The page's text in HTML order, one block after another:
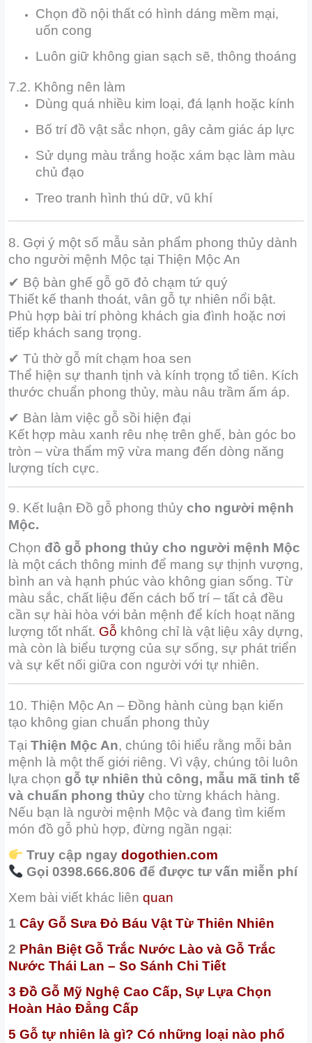
Chọn đồ nội thất có hình dáng mềm mại,
uốn cong
Luôn giữ không gian sạch sẽ, thông thoáng
7.2. Không nên làm
Dùng quá nhiều kim loại, đá lạnh hoặc kính
Bố trí đồ vật sắc nhọn, gây cảm giác áp lực
Sử dụng màu trắng hoặc xám bạc làm màu
chủ đạo
Treo tranh hình thú dữ, vũ khí
8. Gợi ý một số mẫu sản phẩm phong thủy dành
cho người mệnh Mộc tại Thiện Mộc An
✔ Bộ bàn ghế gỗ gõ đỏ chạm tứ quý
Thiết kế thanh thoát, vân gỗ tự nhiên nổi bật.
Phù hợp bài trí phòng khách gia đình hoặc nơi
tiếp khách sang trọng.
✔ Tủ thờ gỗ mít chạm hoa sen
Thể hiện sự thanh tịnh và kính trọng tổ tiên. Kích
thước chuẩn phong thủy, màu nâu trầm ấm áp.
✔ Bàn làm việc gỗ sồi hiện đại
Kết hợp màu xanh rêu nhẹ trên ghế, bàn góc bo
tròn – vừa thẩm mỹ vừa mang đến dòng năng
lượng tích cực.
9. Kết luận Đồ gỗ phong thủycho người mệnh
Mộc.
Chọnđồ gỗ phong thủy cho người mệnh Mộc
là một cách thông minh để mang sự thịnh vượng,
bình an và hạnh phúc vào không gian sống. Từ
màu sắc, chất liệu đến cách bố trí – tất cả đều
cần sự hài hòa với bản mệnh để kích hoạt năng
lượng tốt nhất. Gỗ không chỉ là vật liệu xây dựng,
mà còn là biểu tượng của sự sống, sự phát triển
và sự kết nối giữa con người với tự nhiên.
10. Thiện Mộc An – Đồng hành cùng bạn kiến
tạo không gian chuẩn phong thủy
TạiThiện Mộc An, chúng tôi hiểu rằng mỗi bản
mệnh là một thế giới riêng. Vì vậy, chúng tôi luôn
lựa chọngỗ tự nhiên thủ công, mẫu mã tinh tế
và chuẩn phong thủy cho từng khách hàng.
Nếu bạn là người mệnh Mộc và đang tìm kiếm
món đồ gỗ phù hợp, đừng ngần ngại:
Truy cập ngaydogothien.com
Gọi 0398.666.806 để được tư vấn miễn phí
Xem bài viết khác liên quan
1Cây Gỗ Sưa Đỏ Báu Vật Từ Thiên Nhiên
2 Phân Biệt Gỗ Trắc Nước Lào và Gỗ Trắc
Nước Thái Lan – So Sánh Chi Tiết
3 Đồ Gỗ Mỹ Nghệ Cao Cấp, Sự Lựa Chọn
Hoàn Hảo Đẳng Cấp
5 Gỗ tự nhiên là gì? Có những loại nào phổ